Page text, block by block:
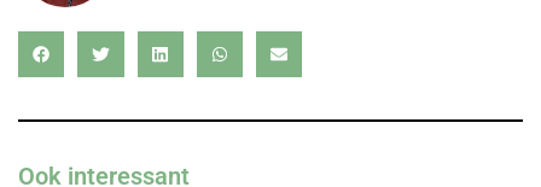
Ook interessant